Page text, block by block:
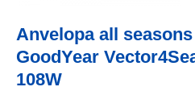
Anvelopa all seasons
GoodYear
108W